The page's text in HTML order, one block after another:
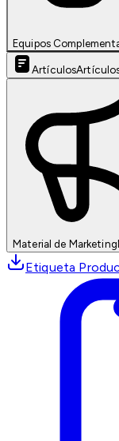
Equipos
Artículos
Material de Marketing
Etiqueta